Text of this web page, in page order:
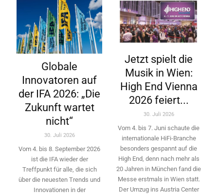
Globale
Innovatoren auf
der IFA 2026: „Die
Zukunft wartet
nicht“
30. Juli 2026
Vom 4. bis 8. September 2026
ist die IFA wieder der
Treffpunkt für alle, die sich
über die neuesten Trends und
Innovationen in der
Jetzt spielt die
Musik in Wien:
High End Vienna
2026 feiert...
30. Juli 2026
Vom 4. bis 7. Juni schaute die
internationale HiFi-Branche
besonders gespannt auf die
High End, denn nach mehr als
20 Jahren in München fand die
Messe erstmals in Wien statt.
Der Umzug ins Austria Center